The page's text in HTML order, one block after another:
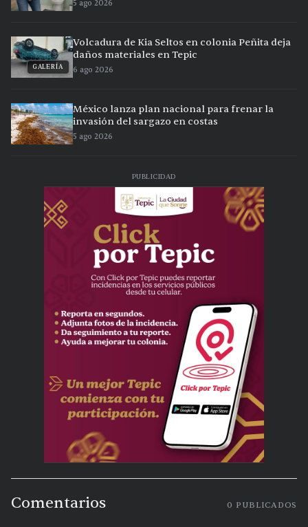
5 ago 2026
GALERÍA
Volcadura de Kia Seltos en colonia Peñita deja
daños materiales en Tepic
6 ago 2026
México lanza plan nacional para frenar la
invasión del sargazo en costas
5 ago 2026
PUBLICIDAD
Comentarios 0 PUBLICADOS